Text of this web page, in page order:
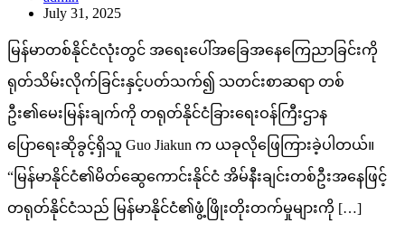
July 31, 2025
မြန်မာတစ်နိုင်ငံလုံးတွင် အရေးပေါ်အခြေအနေကြေညာခြင်းကို
ရုတ်သိမ်းလိုက်ခြင်းနှင့်ပတ်သက်၍ သတင်းစာဆရာ တစ်
ဦး၏မေးမြန်းချက်ကို တရုတ်နိုင်ငံခြားရေးဝန်ကြီးဌာန
ပြောရေးဆိုခွင့်ရှိသူ Guo Jiakun က ယခုလိုဖြေကြားခဲ့ပါတယ်။
“မြန်မာနိုင်ငံ၏မိတ်ဆွေကောင်းနိုင်ငံ အိမ်နီးချင်းတစ်ဦးအနေဖြင့်
တရုတ်နိုင်ငံသည် မြန်မာနိုင်ငံ၏ဖွံ့ဖြိုးတိုးတက်မှုများကို […]